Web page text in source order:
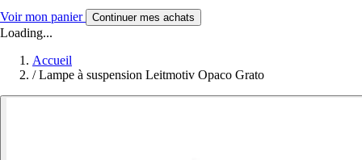
Voir mon panier Continuer mes achats
Loading...
Accueil
/ Lampe à suspension Leitmotiv Opaco Grato